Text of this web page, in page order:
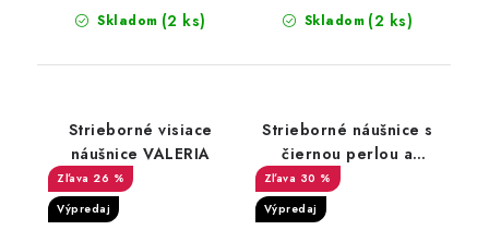
Skladom (2 ks) Skladom (2 ks)
Strieborné visiace
náušnice VALERIA
26 %
Výpredaj
Strieborné náušnice s
čiernou perlou a
zirkónom
30 %
Výpredaj